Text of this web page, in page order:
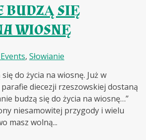
BUDZĄ SIĘ
WIOSNĘ
, Słowianie
do życia na wiosnę. Już w
diecezji rzeszowskiej dostaną
budzą się do życia na wiosnę…”
niesamowitej przygody i wielu
masz wolną...